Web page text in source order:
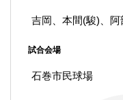
吉岡、本間(駿)、阿
試合会場
石巻市民球場